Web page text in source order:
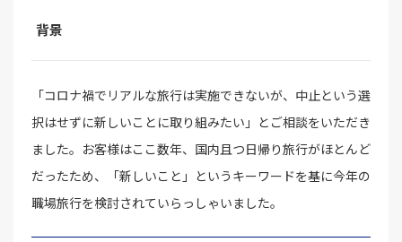
背景
「コロナ禍でリアルな旅行は実施できないが、中止という選
択はせずに新しいことに取り組みたい」とご相談をいただき
ました。お客様はここ数年、国内且つ日帰り旅行がほとんど
だったため、「新しいこと」というキーワードを基に今年の
職場旅行を検討されていらっしゃいました。